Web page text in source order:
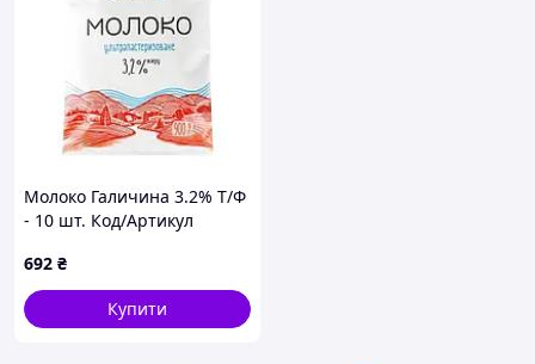
Молоко Галичина 3.2% Т/Ф
- 10 шт. Код/Артикул
692 ₴
Купити